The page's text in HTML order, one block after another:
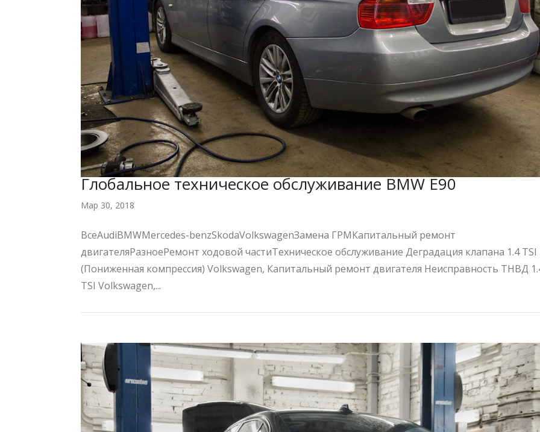
Глобальное техническое обслуживание BMW E90
Мар 30, 2018
ВсеAudiBMWMercedes-benzSkodaVolkswagenЗамена ГРМКапитальный ремонт
двигателяРазноеРемонт ходовой частиТехническое обслуживание Деградация клапана 1.4 TSI
(Пониженная компрессия) Volkswagen, Капитальный ремонт двигателя Неисправность ТНВД
TSI Volkswagen,...